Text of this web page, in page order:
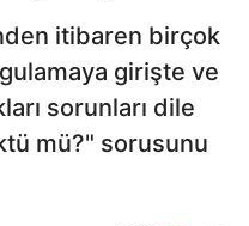
itibaren birçok
girişte ve
sorunları dile
mü?" sorusunu